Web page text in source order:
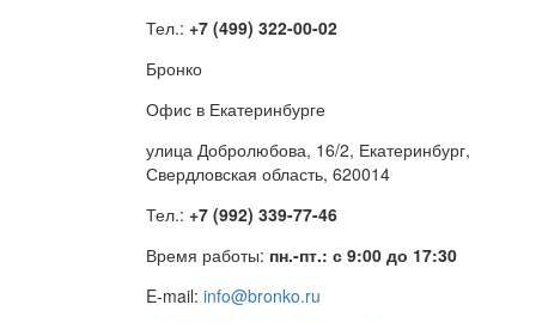
Тел.: +7 (499) 322-00-02
Бронко
Офис в Екатеринбурге
улица Добролюбова, 16/2, Екатеринбург,
Свердловская область, 620014
Тел.: +7 (992) 339-77-46
Время работы: пн.-пт.: с 9:00 до 17:30
E-mail: info@bronko.ru